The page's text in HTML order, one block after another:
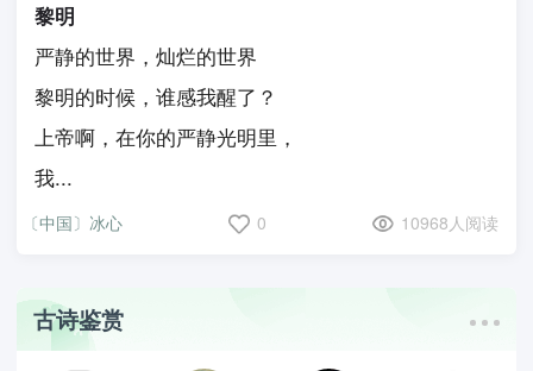
黎明
严静的世界，灿烂的世界
黎明的时候，谁感我醒了？
上帝啊，在你的严静光明里，
我...
〔中国〕冰心 0 10968人阅读
古诗鉴赏